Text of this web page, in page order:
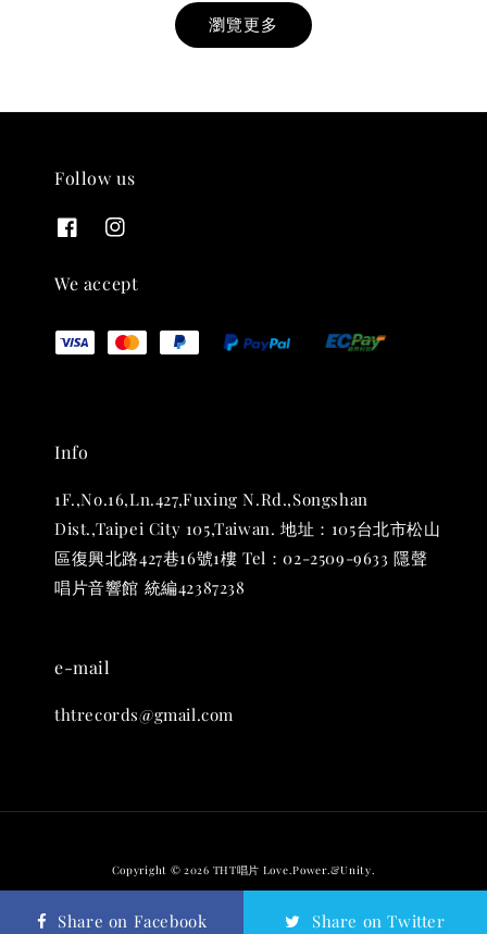
THT 九週年紀念 T-shirt
NT$ 880
加入購物車
NT$ 580
瀏覽更多
Follow us
We accept
Info
1F.,No.16,Ln.427,Fuxing N.Rd.,Songshan
Dist.,Taipei City 105,Taiwan. 地址：105台北市松山
區復興北路427巷16號1樓 Tel：02-2509-9633 隱聲
唱片音響館 統編42387238
e-mail
thtrecords@gmail.com
Copyright © 2026 THT唱片 Love.Power.&Unity.
Share on Facebook Share on Twitter